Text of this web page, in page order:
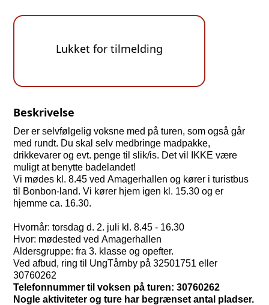
Lukket for tilmelding
Beskrivelse
Der er selvfølgelig voksne med på turen, som også går
med rundt. Du skal selv medbringe madpakke,
drikkevarer og evt. penge til slik/is. Det vil IKKE være
muligt at benytte badelandet!
Vi mødes kl. 8.45 ved Amagerhallen og kører i turistbus
til Bonbon-land. Vi kører hjem igen kl. 15.30 og er
hjemme ca. 16.30.
Hvornår: torsdag d. 2. juli kl. 8.45 - 16.30
Hvor: mødested ved Amagerhallen
Aldersgruppe: fra 3. klasse og opefter.
Ved afbud, ring til UngTårnby på 32501751 eller
30760262
Telefonnummer til voksen på turen: 30760262
Nogle aktiviteter og ture har begrænset antal pladser.